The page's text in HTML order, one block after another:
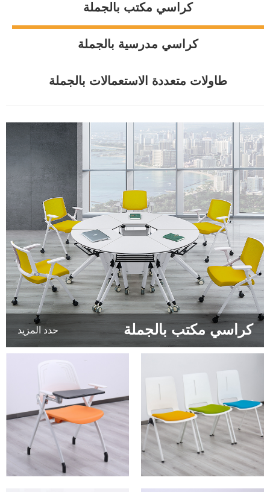
كراسي مكتب بالجملة
كراسي مدرسية بالجملة
طاولات متعددة الاستعمالات بالجملة
كراسي مكتب بالجملة حدد المزيد